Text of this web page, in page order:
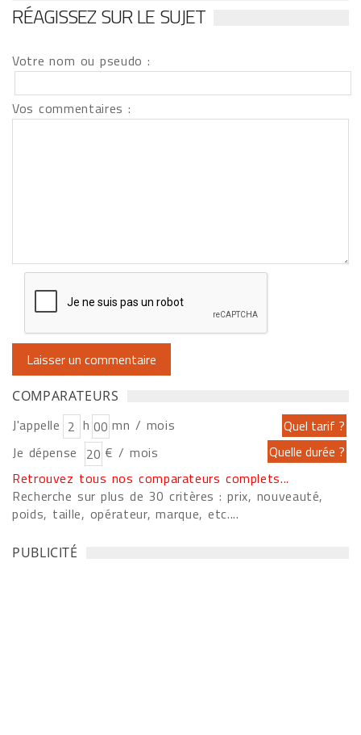
RÉAGISSEZ SUR LE SUJET
Votre nom ou pseudo :
Vos commentaires :
COMPARATEURS
J'appelle h
mn / mois
Je dépense
€ / mois
Retrouvez tous nos comparateurs complets...
Recherche sur plus de 30 critères : prix, nouveauté,
poids, taille, opérateur, marque, etc....
PUBLICITÉ